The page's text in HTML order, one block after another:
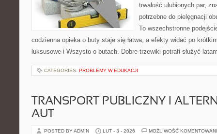
trwałość ulubionych par,
potrzebne do pielęgnacji
To wszechstronne
codzienna opieka o buty staje się łatwa, a efekty widać po
luksusowe i Wszysto o butach. Dobre trzewiki potrafi służyć
CATEGORIES: PROBLEMY W EDUKACJI
TRANSPORT PUBLICZNY I
AUT
POSTED BY ADMIN LUT - 3 - 2026 MOŻLIWOŚĆ